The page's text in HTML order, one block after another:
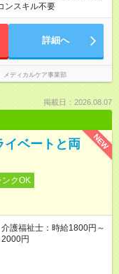
ンスキル不要
詳細へ
ディカルケア事業部
掲載日：2026.08.07
NEW
イベートと両
ンクOK
護福祉士：時給1800円～
円